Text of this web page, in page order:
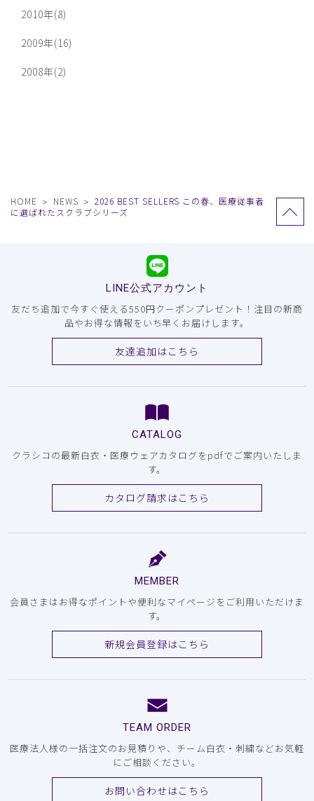
2010年(8)
2009年(16)
2008年(2)
HOME NEWS
2026 BEST SELLERS この春、医療従事者
に選ばれたスクラブシリーズ
LINE公式アカウント
友だち追加で今すぐ使える550円クーポンプレゼント！注目の新商
品やお得な情報をいち早くお届けします。
友達追加はこちら
CATALOG
クラシコの最新白衣・医療ウェアカタログをpdfでご案内いたしま
す。
カタログ請求はこちら
MEMBER
会員さまはお得なポイントや便利なマイページをご利用いただけま
す。
新規会員登録はこちら
TEAM ORDER
医療法人様の一括注文のお見積りや、チーム白衣・刺繍などお気軽
にご相談ください。
お問い合わせはこちら